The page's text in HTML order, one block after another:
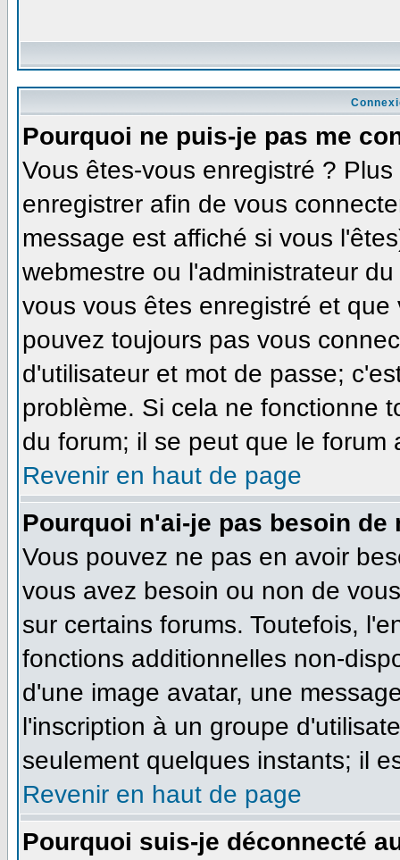
Pourquoi ne puis-je pas me
Vous êtes-vous enregistré ?
enregistrer afin de vous
message est affiché si vous
webmestre ou l'administrateur
vous vous êtes enregistré et
pouvez toujours pas vous
d'utilisateur et mot de passe;
problème. Si cela ne fonctionne
du forum; il se peut que le forum
Revenir en haut de page
Pourquoi n'ai-je pas besoin de
Vous pouvez ne pas en avoir
vous avez besoin ou non de
sur certains forums. Toutefois,
fonctions additionnelles non-
d'une image avatar, une
l'inscription à un groupe
seulement quelques instants; il
Revenir en haut de page
Pourquoi suis-je déconnecté